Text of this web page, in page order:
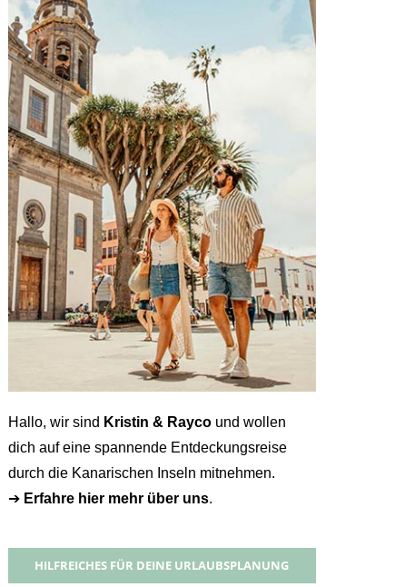
Hallo, wir sind Kristin & Raycound wollen
dich auf eine spannende Entdeckungsreise
durch die Kanarischen Inseln mitnehmen.
➔ Erfahre hier mehr über uns.
HILFREICHES FÜR DEINE URLAUBSPLANUNG